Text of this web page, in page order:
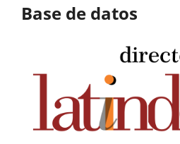
Base de datos